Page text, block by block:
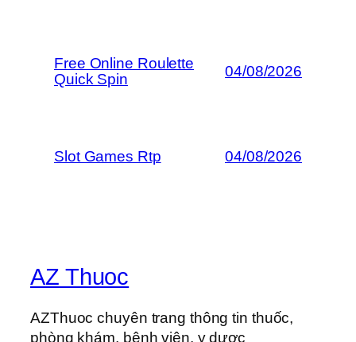
Free Online Roulette
Quick Spin
04/08/2026
Slot Games Rtp 04/08/2026
AZ Thuoc
AZThuoc chuyên trang thông tin thuốc,
phòng khám, bệnh viện, y dược